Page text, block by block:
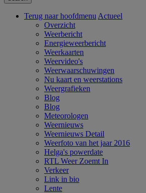
Terug naar hoofdmenu Actueel
Overzicht
Weerbericht
Energieweerbericht
Weerkaarten
Weervideo's
Weerwaarschuwingen
Nu kaart en weerstations
Weergrafieken
Blog
Blog
Meteorologen
Weernieuws
Weernieuws Detail
Weerfoto van het jaar 2016
Helga's powerdate
RTL Weer Zoemt In
Verkeer
Link in bio
Lente